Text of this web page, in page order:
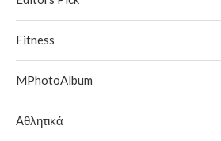
Fitness
MPhotoAlbum
Αθλητικά